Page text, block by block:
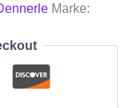
Marke: